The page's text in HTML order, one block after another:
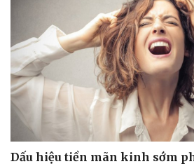
Kể
Hạt
Dấu hiệu tiền mãn kinh sớm